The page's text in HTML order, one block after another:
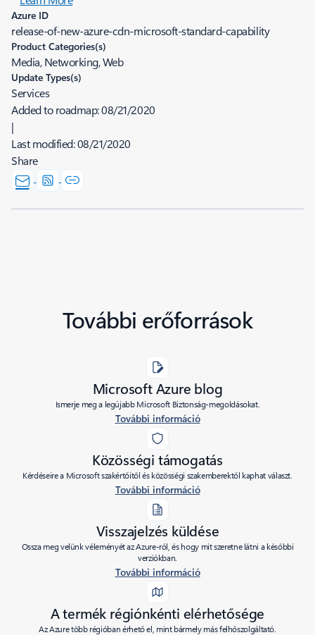
Azure ID
release-of-new-azure-cdn-microsoft-standard-capability
Product Categories(s)
Media, Networking, Web
Update Types(s)
Services
Added to roadmap:08/21/2020
|
Last modified:08/21/2020
Share
További erőforrások
Microsoft Azure blog
Ismerje meg a legújabb Microsoft Biztonság-megoldásokat.
További információ
Közösségi támogatás
Kérdéseire a Microsoft szakértőitől és közösségi szakemberektől kaphat választ.
További információ
Visszajelzés küldése
Ossza meg velünk véleményét az Azure-ról, és hogy mit szeretne látni a későbbi
verziókban.
További információ
A termék régiónkénti elérhetősége
Az Azure több régióban érhető el, mint bármely más felhőszolgáltató.